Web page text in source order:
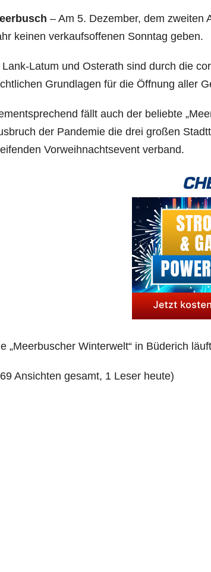
– Am 5. Dezem­ber, dem zwei­ten
kei­nen ver­kaufs­of­fe­nen Sonn­tag geben.
Lank-Latum und Oste­rath sind durch die
Grund­la­gen für die Öff­nung aller
fällt auch der belieb­te
der Pan­de­mie die drei gro­ßen
Vor­weih­nachts­event verband.
„Meer­bu­scher Win­ter­welt“ in Büde­rich
Ansich­ten gesamt, 1 Leser heute)